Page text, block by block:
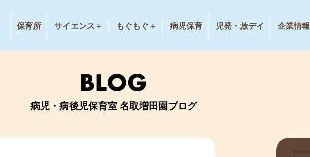
保育所 サイエンス＋ もぐもぐ＋ 病児保育 児発・放デイ 企業情報
病児・病後児保育室 名取増田園ブログ